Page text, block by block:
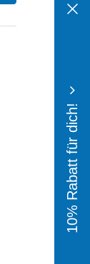
10% Rabatt für dich!